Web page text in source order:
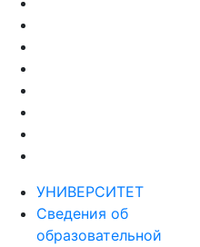
УНИВЕРСИТЕТ
Сведения об
образовательной